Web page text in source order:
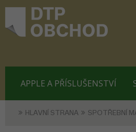
APPLE A PŘÍSLUŠENSTVÍ
HLAVNÍ STRANA SPOTŘEBNÍ